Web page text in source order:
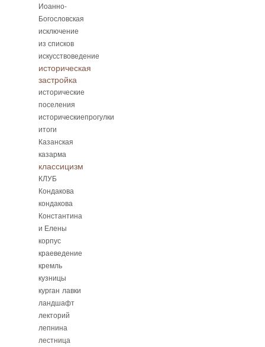
Иоанно-
Богословская
исключение
из списков
искусствоведение
историческая
застройка
исторические
поселения
историческиепрогулки
итоги
Казанская
казарма
классицизм
КЛУБ
Кондакова
кондакова
Константина
и Елены
корпус
краеведение
кремль
кузницы
курган лавки
ландшафт
лекторий
лепнина
лестница